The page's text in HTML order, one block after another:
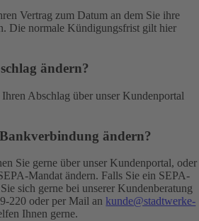
Vertrag zum Datum an dem Sie ihre
Die normale Kündigungsfrist gilt hier
ändern?
Abschlag über unser Kundenportal
ändern?
Sie gerne über unser Kundenportal, oder
Mandat ändern. Falls Sie ein SEPA-
sich gerne bei unserer Kundenberatung
220 oder per Mail an kunde@stadtwerke-
Ihnen gerne.